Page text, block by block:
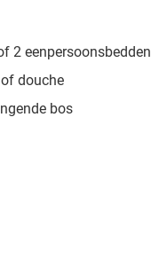
2 eenpersoonsbedden
douche
bos